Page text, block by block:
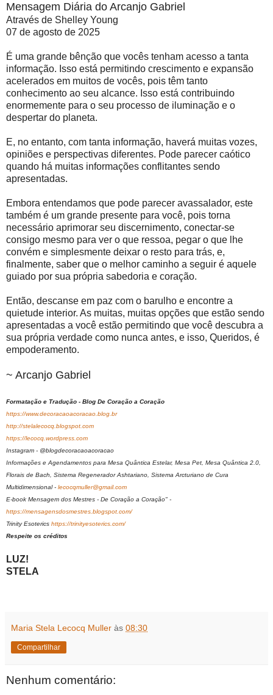
Mensagem Diária do Arcanjo Gabriel
Através de Shelley Young
07 de agosto de 2025
É uma grande bênção que vocês tenham acesso a tanta
informação. Isso está permitindo crescimento e expansão
acelerados em muitos de vocês, pois têm tanto
conhecimento ao seu alcance. Isso está contribuindo
enormemente para o seu processo de iluminação e o
despertar do planeta.
E, no entanto, com tanta informação, haverá muitas vozes,
opiniões e perspectivas diferentes. Pode parecer caótico
quando há muitas informações conflitantes sendo
apresentadas.
Embora entendamos que pode parecer avassalador, este
também é um grande presente para você, pois torna
necessário aprimorar seu discernimento, conectar-se
consigo mesmo para ver o que ressoa, pegar o que lhe
convém e simplesmente deixar o resto para trás, e,
finalmente, saber que o melhor caminho a seguir é aquele
guiado por sua própria sabedoria e coração.
Então, descanse em paz com o barulho e encontre a
quietude interior. As muitas, muitas opções que estão sendo
apresentadas a você estão permitindo que você descubra a
sua própria verdade como nunca antes, e isso, Queridos, é
empoderamento.
~ Arcanjo Gabriel
Formatação e Tradução - Blog De Coração a Coração
https://www.decoracaoacoracao.blog.br
http://stelalecocq.blogspot.com
https://lecocq.wordpress.com
Instagram - @blogdecoracaoacoracao
Informações e Agendamentos para Mesa Quântica Estelar, Mesa Pet, Mesa Quântica 2.0,
Florais de Bach, Sistema Regenerador Ashtariano, Sistema Arcturiano de Cura
Multidimensional - lecocqmuller@gmail.com
E-book Mensagem dos Mestres - De Coração a Coração" -
https://mensagensdosmestres.blogspot.com/
Trinity Esoterics https://trinityesoterics.com/
Respeite os créditos
LUZ!
STELA
Maria Stela Lecocq Muller às 08:30
Compartilhar
Nenhum comentário: